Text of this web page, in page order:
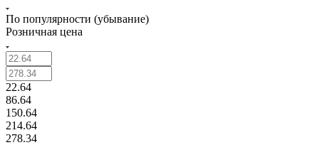
По популярности (убывание)
Розничная цена
22.64
86.64
150.64
214.64
278.34